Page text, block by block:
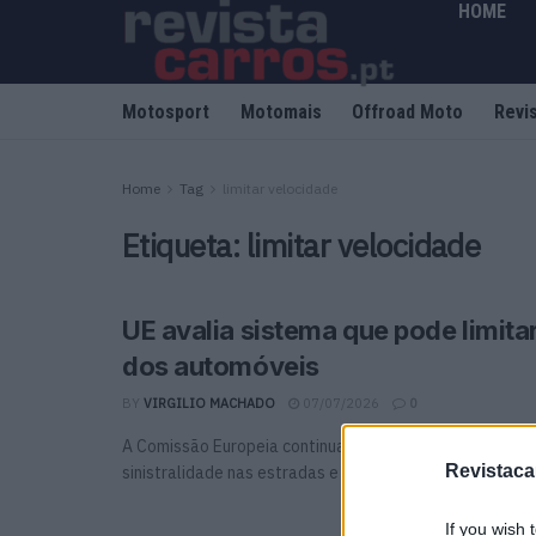
If you wish
HOME
Motosport Motomais Offroad Moto
Home Tag limitar velocidade
Etiqueta: limitar velocidade
UE avalia sistema que pode
dos automóveis
BY VIRGILIO MACHADO 07/07/2026 0
A Comissão Europeia continua a aprofundar medidas
sinistralidade nas estradas e prepara‑se para estudar